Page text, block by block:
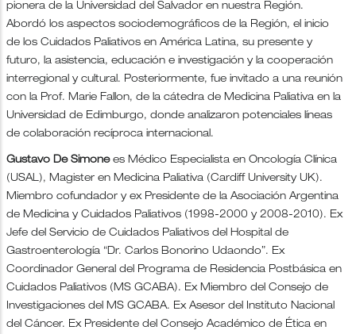
pionera de la Universidad del Salvador en nuestra Región.
Abordó los aspectos sociodemográficos de la Región, el inicio
de los Cuidados Paliativos en América Latina, su presente y
futuro, la asistencia, educación e investigación y la cooperación
interregional y cultural. Posteriormente, fue invitado a una reunión
con la Prof. Marie Fallon, de la cátedra de Medicina Paliativa en la
Universidad de Edimburgo, donde analizaron potenciales líneas
de colaboración recíproca internacional.
Gustavo De Simonees Médico Especialista en Oncología Clínica
(USAL), Magister en Medicina Paliativa (Cardiff University UK).
Miembro cofundador y ex Presidente de la Asociación Argentina
de Medicina y Cuidados Paliativos (1998-2000 y 2008-2010). Ex
Jefe del Servicio de Cuidados Paliativos del Hospital de
Gastroenterología “Dr. Carlos Bonorino Udaondo”. Ex
Coordinador General del Programa de Residencia Postbásica en
Cuidados Paliativos (MS GCABA). Ex Miembro del Consejo de
Investigaciones del MS GCABA. Ex Asesor del Instituto Nacional
del Cáncer. Ex Presidente del Consejo Académico de Ética en